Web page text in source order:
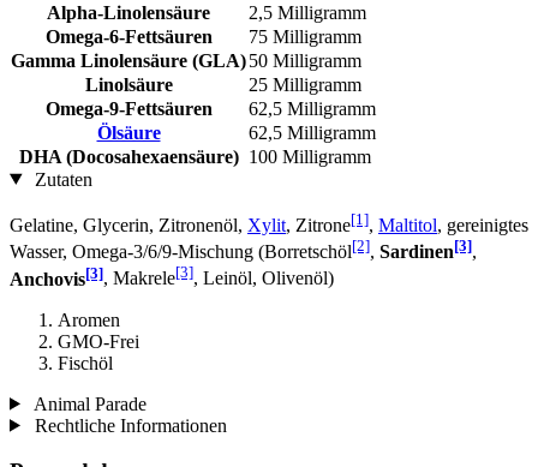
Alpha-Linolensäure
2,5 Milligramm
Omega-6-Fettsäuren
75 Milligramm
Gamma Linolensäure (GLA)50 Milligramm
Linolsäure
25 Milligramm
Omega-9-Fettsäuren
62,5 Milligramm
Ölsäure
62,5 Milligramm
DHA (Docosahexaensäure) 100 Milligramm
Zutaten
Gelatine, Glycerin, Zitronenöl, Xylit, Zitrone[1], Maltitol, gereinigtes
Wasser, Omega-3/6/9-Mischung (Borretschöl[2], Sardinen[3],
Anchovis[3], Makrele[3], Leinöl, Olivenöl)
Aromen
GMO-Frei
Fischöl
Animal Parade
Rechtliche Informationen